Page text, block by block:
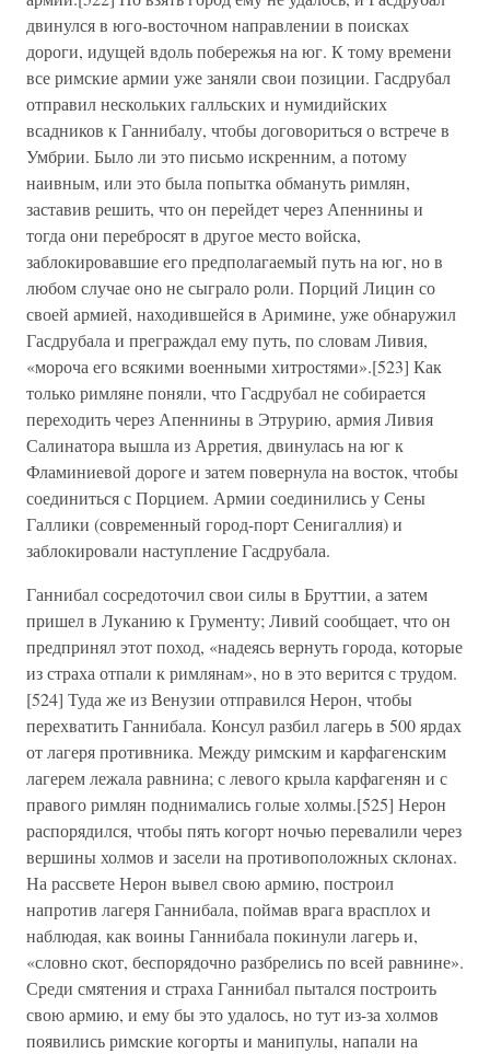
двинулся в юго-восточном направлении в поисках
дороги, идущей вдоль побережья на юг. К тому времени
все римские армии уже заняли свои позиции. Гасдрубал
отправил нескольких галльских и нумидийских
всадников к Ганнибалу, чтобы договориться о встрече в
Умбрии. Было ли это письмо искренним, а потому
наивным, или это была попытка обмануть римлян,
заставив решить, что он перейдет через Апеннины и
тогда они перебросят в другое место войска,
заблокировавшие его предполагаемый путь на юг, но в
любом случае оно не сыграло роли. Порций Лицин со
своей армией, находившейся в Аримине, уже обнаружил
Гасдрубала и преграждал ему путь, по словам Ливия,
«мороча его всякими военными хитростями».[523] Как
только римляне поняли, что Гасдрубал не собирается
переходить через Апеннины в Этрурию, армия Ливия
Салинатора вышла из Арретия, двинулась на юг к
Фламиниевой дороге и затем повернула на восток, чтобы
соединиться с Порцием. Армии соединились у Сены
Галлики (современный город-порт Сенигаллия) и
заблокировали наступление Гасдрубала.
Ганнибал сосредоточил свои силы в Бруттии, а затем
пришел в Луканию к Грументу; Ливий сообщает, что он
предпринял этот поход, «надеясь вернуть города, которые
из страха отпали к римлянам», но в это верится с трудом.
[524] Туда же из Венузии отправился Нерон, чтобы
перехватить Ганнибала. Консул разбил лагерь в 500 ярдах
от лагеря противника. Между римским и карфагенским
лагерем лежала равнина; с левого крыла карфагенян и с
правого римлян поднимались голые холмы.[525] Нерон
распорядился, чтобы пять когорт ночью перевалили через
вершины холмов и засели на противоположных склонах.
На рассвете Нерон вывел свою армию, построил
напротив лагеря Ганнибала, поймав врага врасплох и
наблюдая, как воины Ганнибала покинули лагерь и,
«словно скот, беспорядочно разбрелись по всей равнине».
Среди смятения и страха Ганнибал пытался построить
свою армию, и ему бы это удалось, но тут из-за холмов
появились римские когорты и манипулы, напали на